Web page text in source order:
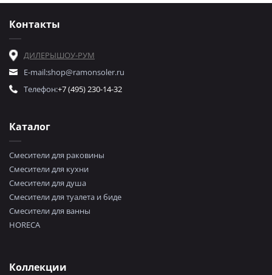
Каталог
Смесители для раковины
Смесители для кухни
Смесители для душа
Смесители для туалета и биде
Смесители для ванны
HORECA
Коллекции
Контакты
ДИЛЕРЫШОУ-РУМ
E-mail:shop@ramonsoler.ru
Телефон:+7 (495) 230-14-32